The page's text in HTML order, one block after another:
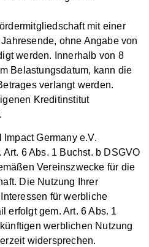
mit einer
ohne Angabe von
werden. Innerhalb von 8
Belastungsdatum, kann die
verlangt werden.
Kreditinstitut
Impact Germany e.V.
6 Abs. 1 Buchst. b DSGVO
Vereinszwecke für die
Die Nutzung Ihrer
für werbliche
erfolgt gem. Art. 6 Abs. 1
werblichen Nutzung
widersprechen.